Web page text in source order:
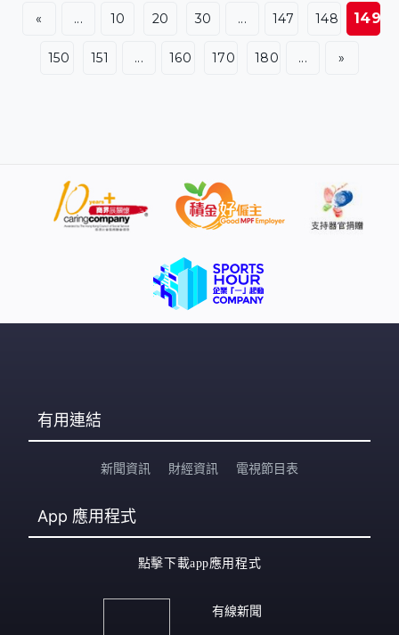
41歲的C朗完成決賽周最後一戰。
« ... 10 20 30 ... 147 148 149
150 151 ... 160 170 180 ... »
有用連結
新聞資訊 財經資訊 電視節目表
App 應用程式
點擊下載app應用程式
有線新聞